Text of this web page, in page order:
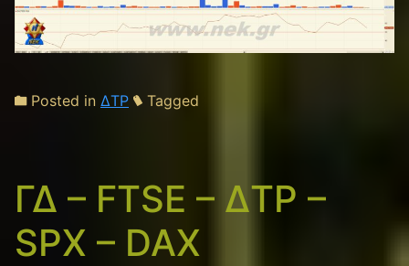
Posted in ΔΤΡ Tagged
ΓΔ – FTSE – ΔΤΡ –
SPX – DAX